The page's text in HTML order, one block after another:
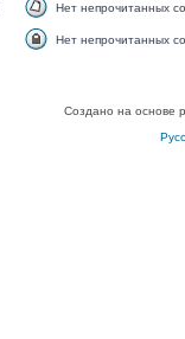
Нет непрочитанных
Нет непрочитанных
Создано на основе